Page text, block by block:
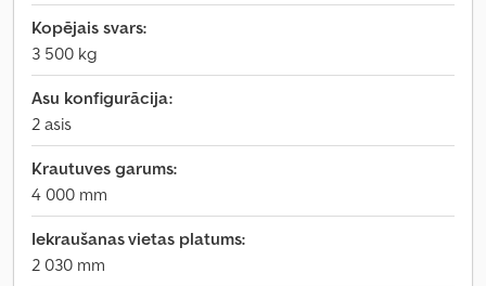
Kopējais svars:
3 500 kg
Asu konfigurācija:
2 asis
Krautuves garums:
4 000 mm
Iekraušanas vietas platums:
2 030 mm